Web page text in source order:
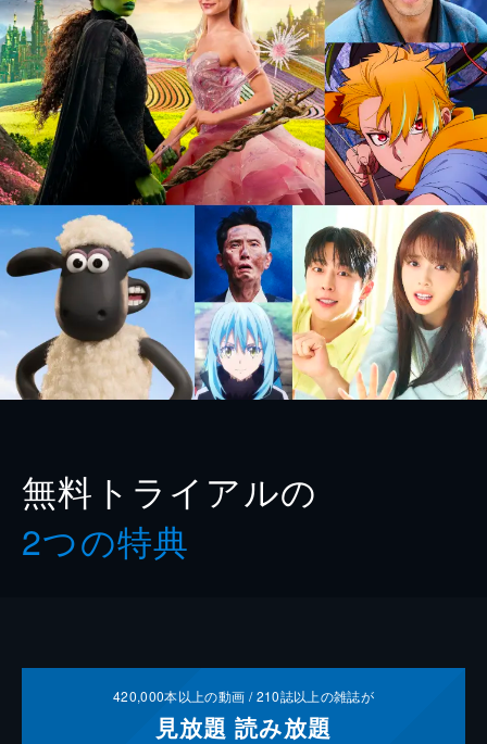
無料トライアルの
2つの特典
420,000本以上の動画 /210誌以上の雑誌が
見放題 読み放題